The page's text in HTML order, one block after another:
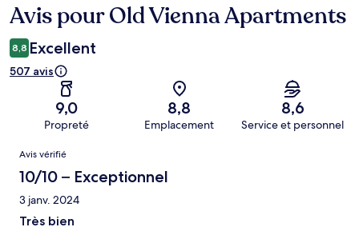
Avis
Avis pour Old Vienna Apartments
8,8 Excellent
507 avis
9,0
Propreté
8,8
Emplacement
8,6
Service et personnel
Avis
Avis vérifié
10/10 – Exceptionnel
3 janv. 2024
Très bien